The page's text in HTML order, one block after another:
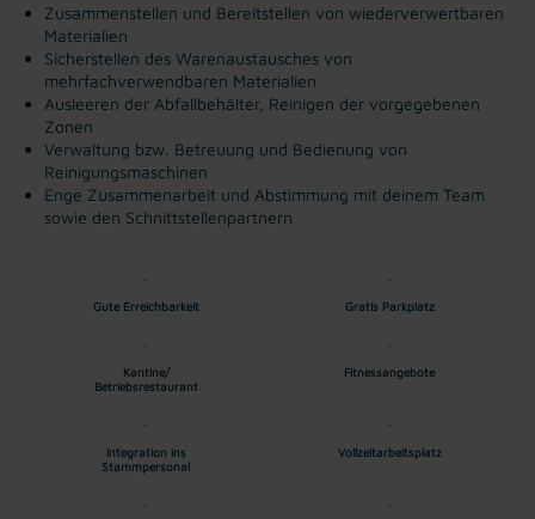
Zusammenstellen und Bereitstellen von wiederverwertbaren
Materialien
Sicherstellen des Warenaustausches von
mehrfachverwendbaren Materialien
Ausleeren der Abfallbehälter, Reinigen der vorgegebenen
Zonen
Verwaltung bzw. Betreuung und Bedienung von
Reinigungsmaschinen
Enge Zusammenarbeit und Abstimmung mit deinem Team
sowie den Schnittstellenpartnern
Gute Erreichbarkeit Gratis Parkplatz
Kantine/
Betriebsrestaurant
Fitnessangebote
Integration ins
Stammpersonal
Vollzeitarbeitsplatz